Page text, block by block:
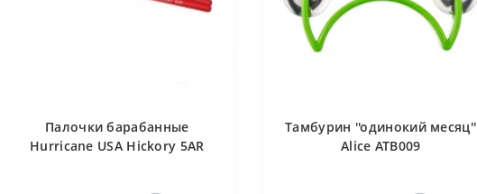
Палочки барабанные
Hurricane USA Hickory 5AR
Тамбурин ''одинокий месяц''
Alice ATB009